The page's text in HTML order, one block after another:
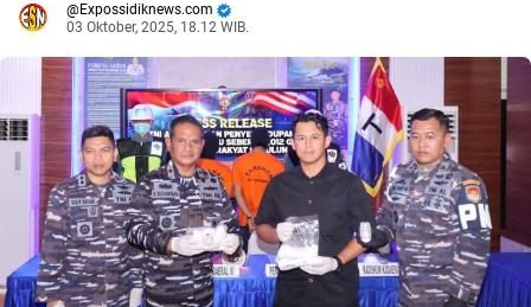
Expossidiknews.com
03 Oktober, 2025, 18.12 WIB.